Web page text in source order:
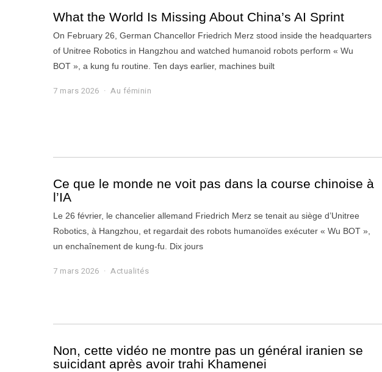
What the World Is Missing About China’s AI Sprint
On February 26, German Chancellor Friedrich Merz stood inside the headquarters
of Unitree Robotics in Hangzhou and watched humanoid robots perform « Wu
BOT », a kung fu routine. Ten days earlier, machines built
7 mars 2026
0
6
Au féminin
Ce que le monde ne voit pas dans la course chinoise à
l’IA
Le 26 février, le chancelier allemand Friedrich Merz se tenait au siège d’Unitree
Robotics, à Hangzhou, et regardait des robots humanoïdes exécuter « Wu BOT »,
un enchaînement de kung-fu. Dix jours
7 mars 2026
2
2
6
Actualités
Non, cette vidéo ne montre pas un général iranien se
suicidant après avoir trahi Khamenei